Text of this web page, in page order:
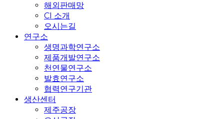
해외판매망
CI 소개
오시는길
연구소
생명과학연구소
제품개발연구소
천연물연구소
발효연구소
협력연구기관
생산센터
제주공장